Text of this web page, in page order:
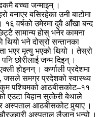
बच्चा जन्माइन् ।
बनाएर बसिरहेका उनी बाटोमा
१६ वर्षको उमेरमा दुवै आँखा बन्द
सामान्य होस् भनेर कामना
थियो भने दोस्रो सन्तानका
भएर मृत्यु भएको थियो । तेस्रो
छोरीलाई जन्म दिइन् ।
होइनन् । कर्णाली प्रदेशमा
जसले समग्र प्रदेशको स्वास्थ्य
पश्चिमको आठबीसकोट–११
एउटा बिहान सुत्केरी बेथाले
अस्पताल आठबीसकोट पुर्‍याए ।
अस्पताल लैजान भन्यो ।